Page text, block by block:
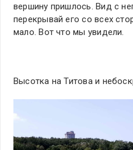
вершину пришлось. Вид с
перекрывай его со всех
мало. Вот что мы увидели.
Высотка на Титова и